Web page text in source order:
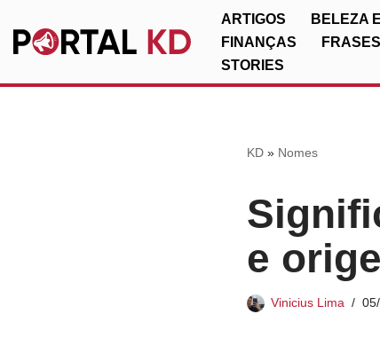
Pular
ARTIGOS BELEZA
FINANÇAS
FRASES
STORIES
KD» Nomes
e
Vinicius Lima